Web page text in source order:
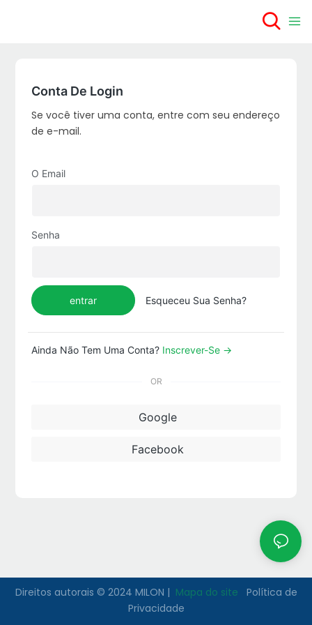
Conta De Login
Se você tiver uma conta, entre com seu endereço
de e-mail.
O Email
Senha
entrar Esqueceu Sua Senha?
Ainda Não Tem Uma Conta? Inscrever-Se →
OR
Google
Facebook
Direitos autorais © 2024 MILON | Mapa do site
Política de
Privacidade